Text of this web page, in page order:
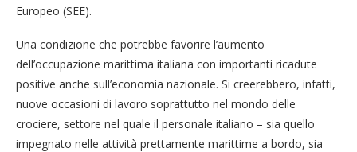
Europeo (SEE).
Una condizione che potrebbe favorire l’aumento
dell’occupazione marittima italiana con importanti ricadute
positive anche sull’economia nazionale. Si creerebbero, infatti,
nuove occasioni di lavoro soprattutto nel mondo delle
crociere, settore nel quale il personale italiano – sia quello
impegnato nelle attività prettamente marittime a bordo, sia